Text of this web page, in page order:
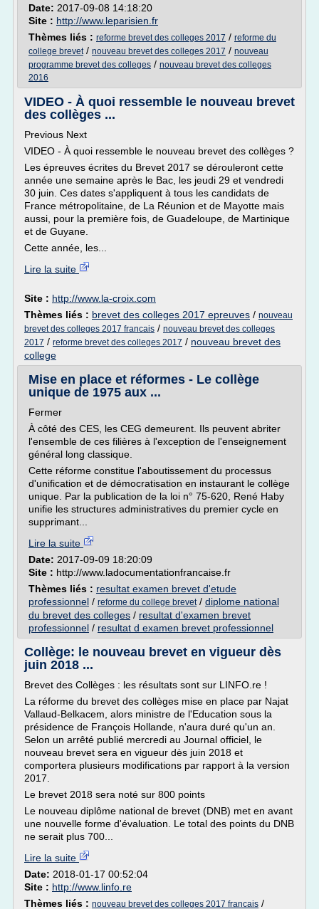
Date: 2017-09-08 14:18:20
Site : http://www.leparisien.fr
Thèmes liés : reforme brevet des colleges 2017 / reforme du
college brevet/ nouveau brevet des colleges 2017 / nouveau
programme brevet des colleges / nouveau brevet des colleges
2016
VIDEO - À quoi ressemble le nouveau brevet
des collèges ...
Previous Next
VIDEO - À quoi ressemble le nouveau brevet des collèges ?
Les épreuves écrites du Brevet 2017 se dérouleront cette
année une semaine après le Bac, les jeudi 29 et vendredi
30 juin. Ces dates s'appliquent à tous les candidats de
France métropolitaine, de La Réunion et de Mayotte mais
aussi, pour la première fois, de Guadeloupe, de Martinique
et de Guyane.
Cette année, les...
Lire la suite
Site : http://www.la-croix.com
Thèmes liés : brevet des colleges 2017 epreuves / nouveau
brevet des colleges 2017 francais / nouveau brevet des colleges
2017 / reforme brevet des colleges 2017 / nouveau brevet des
college
Mise en place et réformes - Le collège
unique de 1975 aux ...
Fermer
À côté des CES, les CEG demeurent. Ils peuvent abriter
l'ensemble de ces filières à l'exception de l'enseignement
général long classique.
Cette réforme constitue l'aboutissement du processus
d'unification et de démocratisation en instaurant le collège
unique. Par la publication de la loi n° 75-620, René Haby
unifie les structures administratives du premier cycle en
supprimant...
Lire la suite
Date: 2017-09-09 18:20:09
Site : http://www.ladocumentationfrancaise.fr
Thèmes liés : resultat examen brevet d'etude
professionnel / reforme du college brevet/ diplome national
du brevet des colleges / resultat d'examen brevet
professionnel / resultat d examen brevet professionnel
Collège: le nouveau brevet en vigueur dès
juin 2018 ...
Brevet des Collèges : les résultats sont sur LINFO.re !
La réforme du brevet des collèges mise en place par Najat
Vallaud-Belkacem, alors ministre de l'Education sous la
présidence de François Hollande, n'aura duré qu'un an.
Selon un arrêté publié mercredi au Journal officiel, le
nouveau brevet sera en vigueur dès juin 2018 et
comportera plusieurs modifications par rapport à la version
2017.
Le brevet 2018 sera noté sur 800 points
Le nouveau diplôme national de brevet (DNB) met en avant
une nouvelle forme d'évaluation. Le total des points du DNB
ne serait plus 700...
Lire la suite
Date: 2018-01-17 00:52:04
Site : http://www.linfo.re
Thèmes liés : nouveau brevet des colleges 2017 francais /